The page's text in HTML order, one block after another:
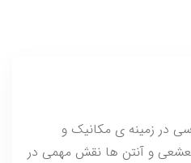
در زمینه ی مکانیک و
و آنتن ها نقش مهمی در